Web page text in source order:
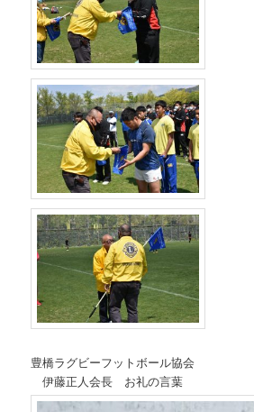
豊橋ラグビーフットボール協会
伊藤正人会長 お礼の言葉